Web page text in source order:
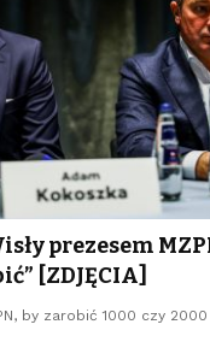
prezesem
[ZDJĘCIA]
by zarobić 1000 czy 2000